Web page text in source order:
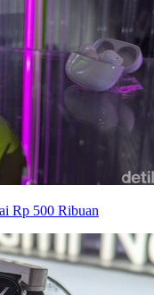
Rp 500 Ribuan